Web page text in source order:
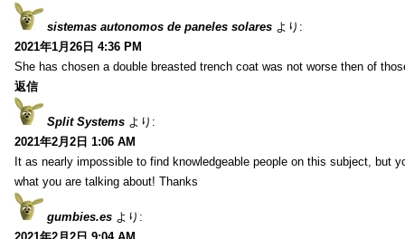
sistemas autonomos de paneles solares より:
2021年1月26日 4:36 PM
She has chosen a double breasted trench coat was not worse then of
返信
Split Systems より:
2021年2月2日 1:06 AM
It as nearly impossible to find knowledgeable people on this subject, but
what you are talking about! Thanks
gumbies.es より:
2021年2月2日 9:04 AM